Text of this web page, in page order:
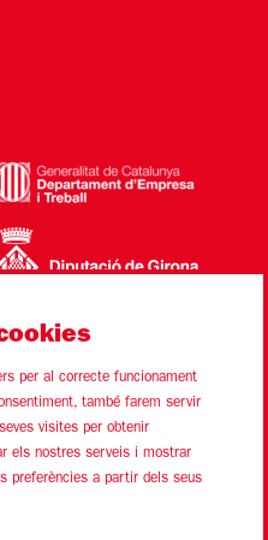
de Cookies Contacte
per al correcte funcionament
també farem servir
visites per obtenir
els nostres serveis i mostrar
preferències a partir dels seus